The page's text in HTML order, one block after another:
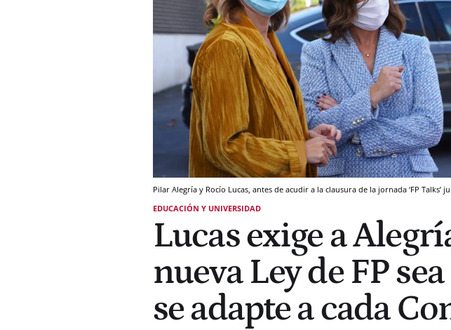
Pilar Alegría y Rocío Lucas, antes de acudir a la clausura de la jornada ‘FP Talks’
EDUCACIÓN Y UNIVERSIDAD
Lucas exige a
nueva Ley de FP
se adapte a cada